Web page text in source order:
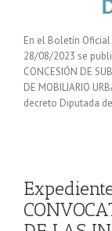
En el Boletín
28/08/2023 se
CONCESIÓN DE
DE MOBILIARIO
decreto Diputada